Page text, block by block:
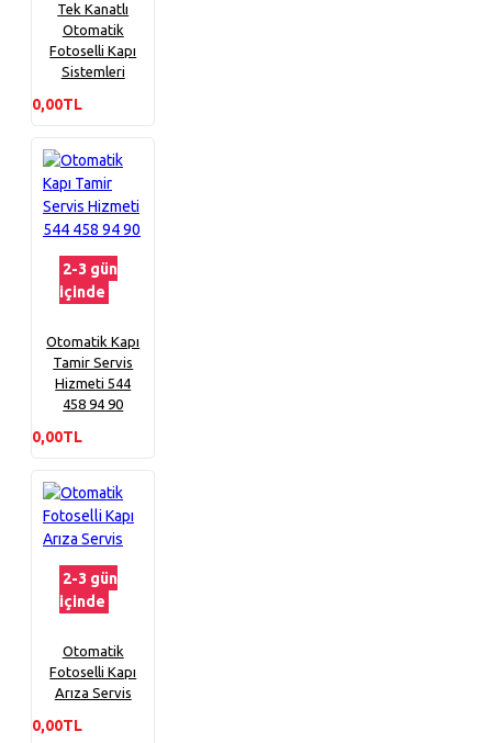
Tek Kanatlı
Otomatik
Fotoselli Kapı
Sistemleri
0,00TL
2-3 gün
içinde
Otomatik Kapı
Tamir Servis
Hizmeti 544
458 94 90
0,00TL
2-3 gün
içinde
Otomatik
Fotoselli Kapı
Arıza Servis
0,00TL